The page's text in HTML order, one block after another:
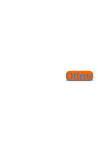
Offerte